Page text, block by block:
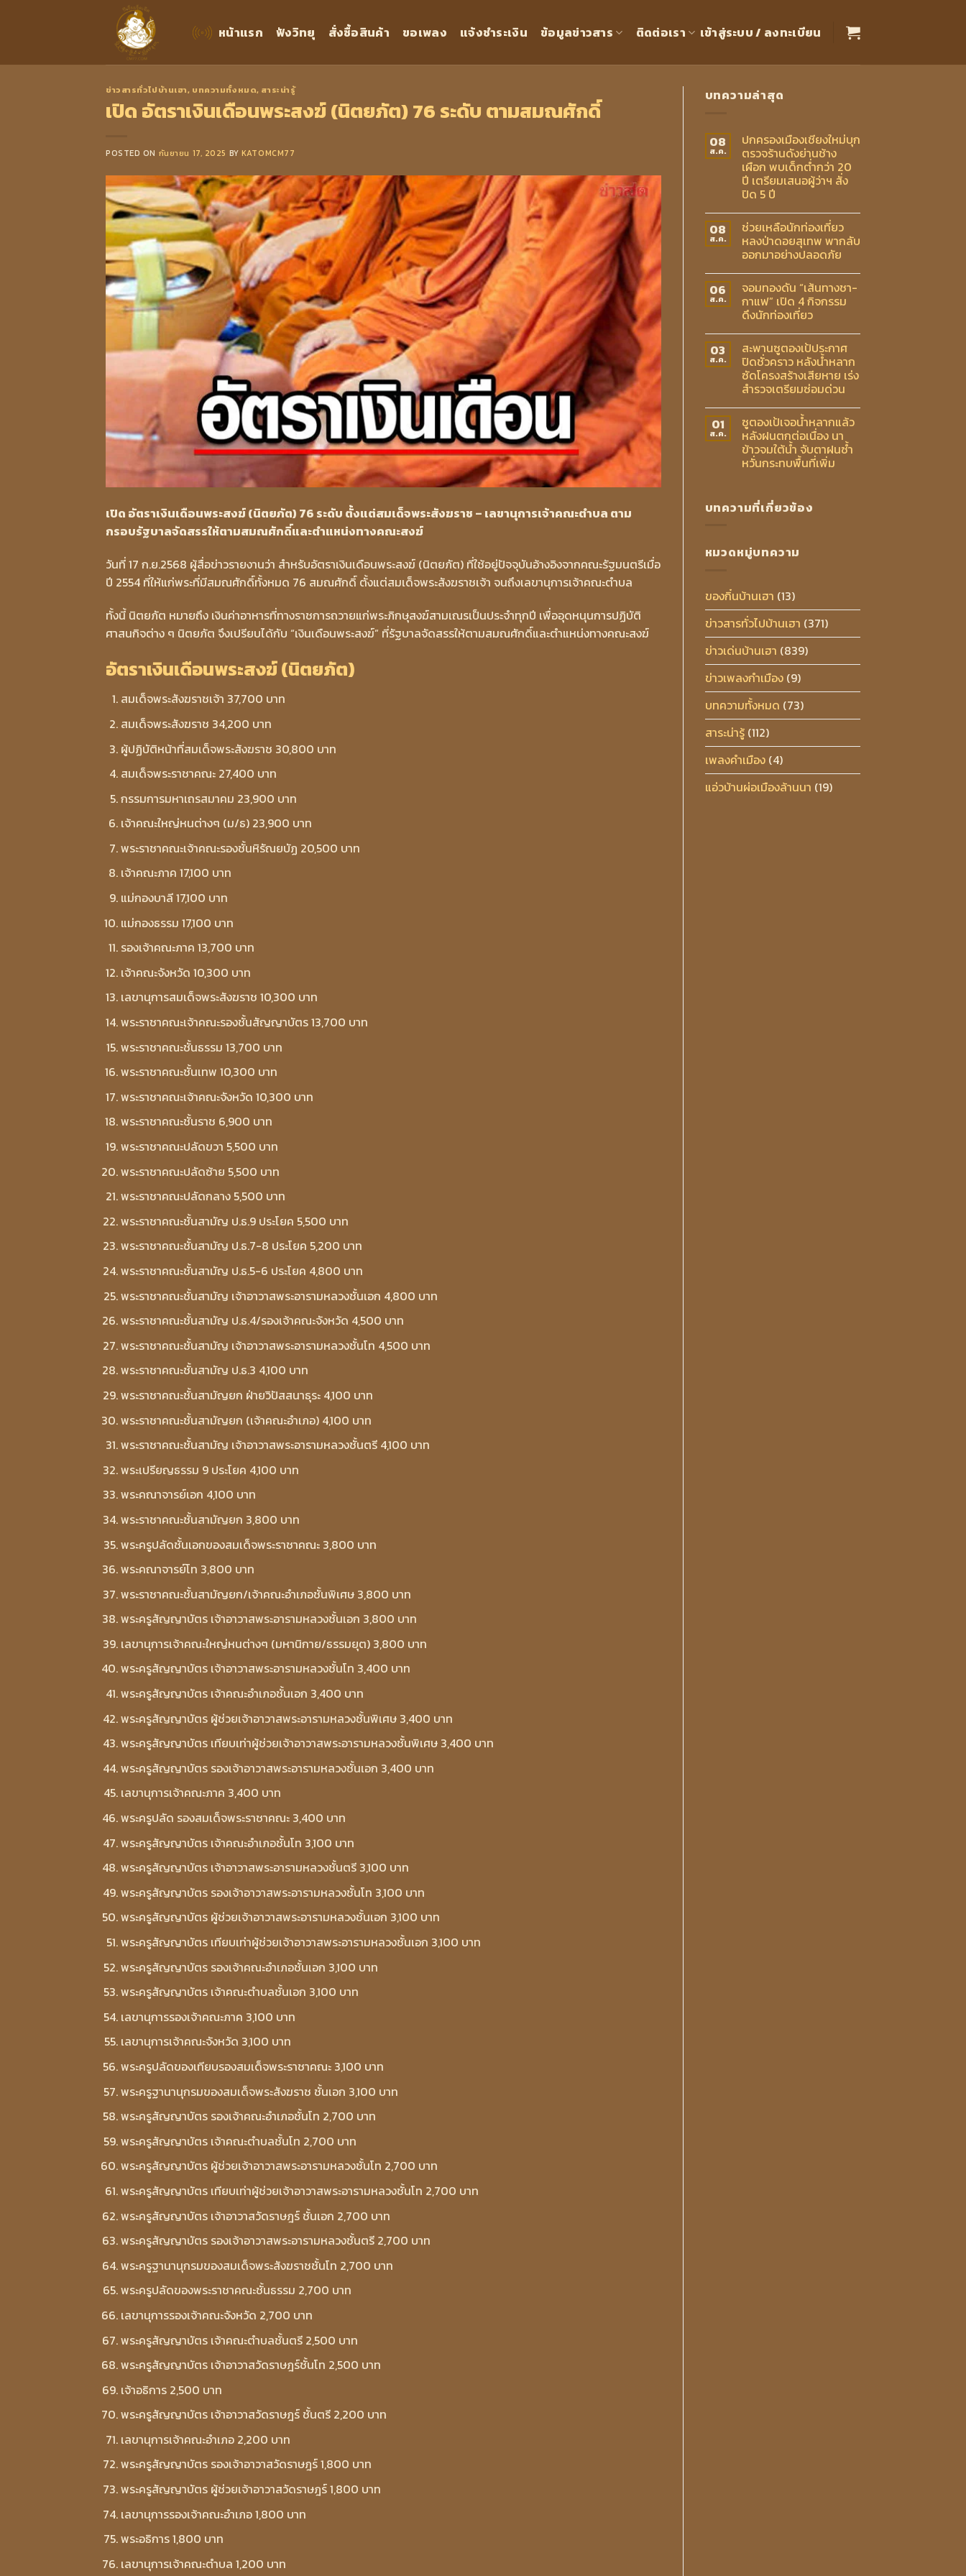
หน้าแรก ฟังวิทยุ สั่งซื้อสินค้า ขอเพลง แจ้งชำระเงิน ข้อมูลข่าวสาร ติดต่อเรา เข้าสู่ระบบ / ลงทะเบียน
ข่าวสารทั่วไปบ้านเฮา, บทความทั้งหมด, สาระน่ารู้
เปิด อัตราเงินเดือนพระสงฆ์ (นิตยภัต) 76 ระดับ ตามสมณศักดิ์
POSTED ON กันยายน 17, 2025 BY KATOMCM77
เปิด อัตราเงินเดือนพระสงฆ์ (นิตยภัต) 76 ระดับ ตั้งแต่สมเด็จพระสังฆราช – เลขานุการเจ้าคณะตำบล ตาม
กรอบรัฐบาลจัดสรรให้ตามสมณศักดิ์และตำแหน่งทางคณะสงฆ์
วันที่ 17 ก.ย.2568 ผู้สื่อข่าวรายงานว่า สำหรับอัตราเงินเดือนพระสงฆ์ (นิตยภัต) ที่ใช้อยู่ปัจจุบันอ้างอิงจากคณะรัฐมนตรีเมื่อ
ปี 2554 ที่ให้แก่พระที่มีสมณศักดิ์ทั้งหมด 76 สมณศักดิ์ ตั้งแต่สมเด็จพระสังฆราชเจ้า จนถึงเลขานุการเจ้าคณะตำบล
ทั้งนี้ นิตยภัต หมายถึง เงินค่าอาหารที่ทางราชการถวายแก่พระภิกษุสงฆ์สามเณรเป็นประจำทุกปี เพื่ออุดหนุนการปฏิบัติ
ศาสนกิจต่าง ๆ นิตยภัต จึงเปรียบได้กับ “เงินเดือนพระสงฆ์” ที่รัฐบาลจัดสรรให้ตามสมณศักดิ์และตำแหน่งทางคณะสงฆ์
อัตราเงินเดือนพระสงฆ์ (นิตยภัต)
สมเด็จพระสังฆราชเจ้า 37,700 บาท
สมเด็จพระสังฆราช 34,200 บาท
ผู้ปฏิบัติหน้าที่สมเด็จพระสังฆราช 30,800 บาท
สมเด็จพระราชาคณะ 27,400 บาท
กรรมการมหาเถรสมาคม 23,900 บาท
เจ้าคณะใหญ่หนต่างๆ (ม/ธ) 23,900 บาท
พระราชาคณะเจ้าคณะรองชั้นหิรัณยบัฏ 20,500 บาท
เจ้าคณะภาค 17,100 บาท
แม่กองบาลี 17,100 บาท
แม่กองธรรม 17,100 บาท
รองเจ้าคณะภาค 13,700 บาท
เจ้าคณะจังหวัด 10,300 บาท
เลขานุการสมเด็จพระสังฆราช 10,300 บาท
พระราชาคณะเจ้าคณะรองชั้นสัญญาบัตร 13,700 บาท
พระราชาคณะชั้นธรรม 13,700 บาท
พระราชาคณะชั้นเทพ 10,300 บาท
พระราชาคณะเจ้าคณะจังหวัด 10,300 บาท
พระราชาคณะชั้นราช 6,900 บาท
พระราชาคณะปลัดขวา 5,500 บาท
พระราชาคณะปลัดซ้าย 5,500 บาท
พระราชาคณะปลัดกลาง 5,500 บาท
พระราชาคณะชั้นสามัญ ป.ธ.9 ประโยค 5,500 บาท
พระราชาคณะชั้นสามัญ ป.ธ.7-8 ประโยค 5,200 บาท
พระราชาคณะชั้นสามัญ ป.ธ.5-6 ประโยค 4,800 บาท
พระราชาคณะชั้นสามัญ เจ้าอาวาสพระอารามหลวงชั้นเอก 4,800 บาท
พระราชาคณะชั้นสามัญ ป.ธ.4/รองเจ้าคณะจังหวัด 4,500 บาท
พระราชาคณะชั้นสามัญ เจ้าอาวาสพระอารามหลวงชั้นโท 4,500 บาท
พระราชาคณะชั้นสามัญ ป.ธ.3 4,100 บาท
พระราชาคณะชั้นสามัญยก ฝ่ายวิปัสสนาธุระ 4,100 บาท
พระราชาคณะชั้นสามัญยก (เจ้าคณะอำเภอ) 4,100 บาท
พระราชาคณะชั้นสามัญ เจ้าอาวาสพระอารามหลวงชั้นตรี 4,100 บาท
พระเปรียญธรรม 9 ประโยค 4,100 บาท
พระคณาจารย์เอก 4,100 บาท
พระราชาคณะชั้นสามัญยก 3,800 บาท
พระครูปลัดชั้นเอกของสมเด็จพระราชาคณะ 3,800 บาท
พระคณาจารย์โท 3,800 บาท
พระราชาคณะชั้นสามัญยก/เจ้าคณะอำเภอชั้นพิเศษ 3,800 บาท
พระครูสัญญาบัตร เจ้าอาวาสพระอารามหลวงชั้นเอก 3,800 บาท
เลขานุการเจ้าคณะใหญ่หนต่างๆ (มหานิกาย/ธรรมยุต) 3,800 บาท
พระครูสัญญาบัตร เจ้าอาวาสพระอารามหลวงชั้นโท 3,400 บาท
พระครูสัญญาบัตร เจ้าคณะอำเภอชั้นเอก 3,400 บาท
พระครูสัญญาบัตร ผู้ช่วยเจ้าอาวาสพระอารามหลวงชั้นพิเศษ 3,400 บาท
พระครูสัญญาบัตร เทียบเท่าผู้ช่วยเจ้าอาวาสพระอารามหลวงชั้นพิเศษ 3,400 บาท
พระครูสัญญาบัตร รองเจ้าอาวาสพระอารามหลวงชั้นเอก 3,400 บาท
เลขานุการเจ้าคณะภาค 3,400 บาท
พระครูปลัด รองสมเด็จพระราชาคณะ 3,400 บาท
พระครูสัญญาบัตร เจ้าคณะอำเภอชั้นโท 3,100 บาท
พระครูสัญญาบัตร เจ้าอาวาสพระอารามหลวงชั้นตรี 3,100 บาท
พระครูสัญญาบัตร รองเจ้าอาวาสพระอารามหลวงชั้นโท 3,100 บาท
พระครูสัญญาบัตร ผู้ช่วยเจ้าอาวาสพระอารามหลวงชั้นเอก 3,100 บาท
พระครูสัญญาบัตร เทียบเท่าผู้ช่วยเจ้าอาวาสพระอารามหลวงชั้นเอก 3,100 บาท
พระครูสัญญาบัตร รองเจ้าคณะอำเภอชั้นเอก 3,100 บาท
พระครูสัญญาบัตร เจ้าคณะตำบลชั้นเอก 3,100 บาท
เลขานุการรองเจ้าคณะภาค 3,100 บาท
เลขานุการเจ้าคณะจังหวัด 3,100 บาท
พระครูปลัดของเทียบรองสมเด็จพระราชาคณะ 3,100 บาท
พระครูฐานานุกรมของสมเด็จพระสังฆราช ชั้นเอก 3,100 บาท
พระครูสัญญาบัตร รองเจ้าคณะอำเภอชั้นโท 2,700 บาท
พระครูสัญญาบัตร เจ้าคณะตำบลชั้นโท 2,700 บาท
พระครูสัญญาบัตร ผู้ช่วยเจ้าอาวาสพระอารามหลวงชั้นโท 2,700 บาท
พระครูสัญญาบัตร เทียบเท่าผู้ช่วยเจ้าอาวาสพระอารามหลวงชั้นโท 2,700 บาท
พระครูสัญญาบัตร เจ้าอาวาสวัดราษฎร์ ชั้นเอก 2,700 บาท
พระครูสัญญาบัตร รองเจ้าอาวาสพระอารามหลวงชั้นตรี 2,700 บาท
พระครูฐานานุกรมของสมเด็จพระสังฆราชชั้นโท 2,700 บาท
พระครูปลัดของพระราชาคณะชั้นธรรม 2,700 บาท
เลขานุการรองเจ้าคณะจังหวัด 2,700 บาท
พระครูสัญญาบัตร เจ้าคณะตำบลชั้นตรี 2,500 บาท
พระครูสัญญาบัตร เจ้าอาวาสวัดราษฎร์ชั้นโท 2,500 บาท
เจ้าอธิการ 2,500 บาท
พระครูสัญญาบัตร เจ้าอาวาสวัดราษฎร์ ชั้นตรี 2,200 บาท
เลขานุการเจ้าคณะอำเภอ 2,200 บาท
พระครูสัญญาบัตร รองเจ้าอาวาสวัดราษฎร์ 1,800 บาท
พระครูสัญญาบัตร ผู้ช่วยเจ้าอาวาสวัดราษฎร์ 1,800 บาท
เลขานุการรองเจ้าคณะอำเภอ 1,800 บาท
พระอธิการ 1,800 บาท
เลขานุการเจ้าคณะตำบล 1,200 บาท
บทความล่าสุด
08
ส.ค.
ปกครองเมืองเชียงใหม่บุก
ตรวจร้านดังย่านช้าง
เผือก พบเด็กต่ำกว่า 20
ปี เตรียมเสนอผู้ว่าฯ สั่ง
ปิด 5 ปี
08
ส.ค.
ช่วยเหลือนักท่องเที่ยว
หลงป่าดอยสุเทพ พากลับ
ออกมาอย่างปลอดภัย
06
ส.ค.
จอมทองดัน “เส้นทางชา-
กาแฟ” เปิด 4 กิจกรรม
ดึงนักท่องเที่ยว
03
ส.ค.
สะพานซูตองเป้ประกาศ
ปิดชั่วคราว หลังน้ำหลาก
ซัดโครงสร้างเสียหาย เร่ง
สำรวจเตรียมซ่อมด่วน
01
ส.ค.
ซูตองเป้เจอน้ำหลากแล้ว
หลังฝนตกต่อเนื่อง นา
ข้าวจมใต้น้ำ จับตาฝนซ้ำ
หวั่นกระทบพื้นที่เพิ่ม
บทความที่เกี่ยวข้อง
หมวดหมู่บทความ
ของกิ๋นบ้านเฮา (13)
ข่าวสารทั่วไปบ้านเฮา (371)
ข่าวเด่นบ้านเฮา (839)
ข่าวเพลงกำเมือง(9)
บทความทั้งหมด (73)
สาระน่ารู้(112)
เพลงคำเมือง(4)
แอ่วบ้านผ่อเมืองล้านนา (19)